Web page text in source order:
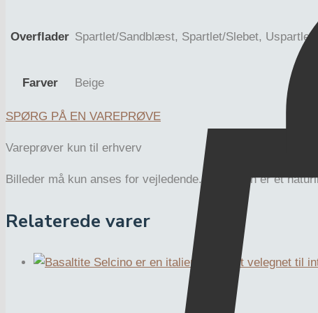
Overflader Spartlet/Sandblæst, Spartlet/Slebet,
Farver Beige
SPØRG PÅ EN VAREPRØVE
Vareprøver kun til erhverv
Billeder må kun anses for vejledende. Natursten er et
Relaterede varer